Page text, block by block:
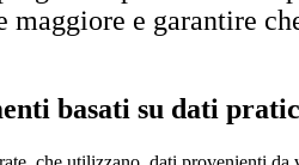
maggiore e garantire
basati su dati